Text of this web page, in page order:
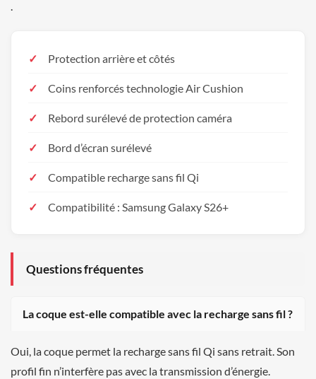
Protection arrière et côtés
Coins renforcés technologie Air Cushion
Rebord surélevé de protection caméra
Bord d’écran surélevé
Compatible recharge sans fil Qi
Compatibilité : Samsung Galaxy S26+
Questions fréquentes
La coque est-elle compatible avec la recharge sans fil ?
Oui, la coque permet la recharge sans fil Qi sans retrait. Son
profil fin n’interfère pas avec la transmission d’énergie.